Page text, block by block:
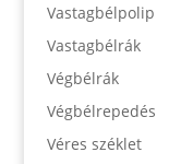
Vastagbélpolip
Vastagbélrák
Végbélrák
Végbélrepedés
Véres széklet